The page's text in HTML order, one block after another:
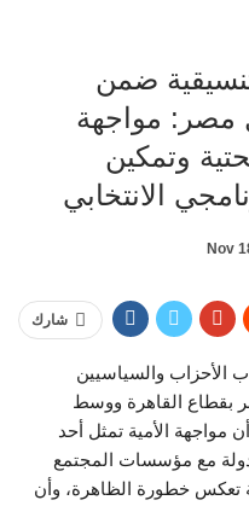
ضمن
مصر: مواجهة
وتمكين
الانتخابي
Nov
شارك
الأحزاب والسياسيين
بقطاع القاهرة ووسط
الأمية تمثل أحد
مع مؤسسات المجتمع
تعكس خطورة الظاهرة، وأن